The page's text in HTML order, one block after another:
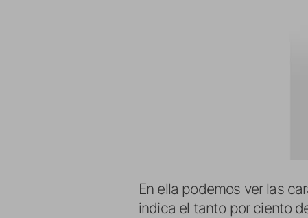
En ella podemos ver las
indica el tanto por ciento